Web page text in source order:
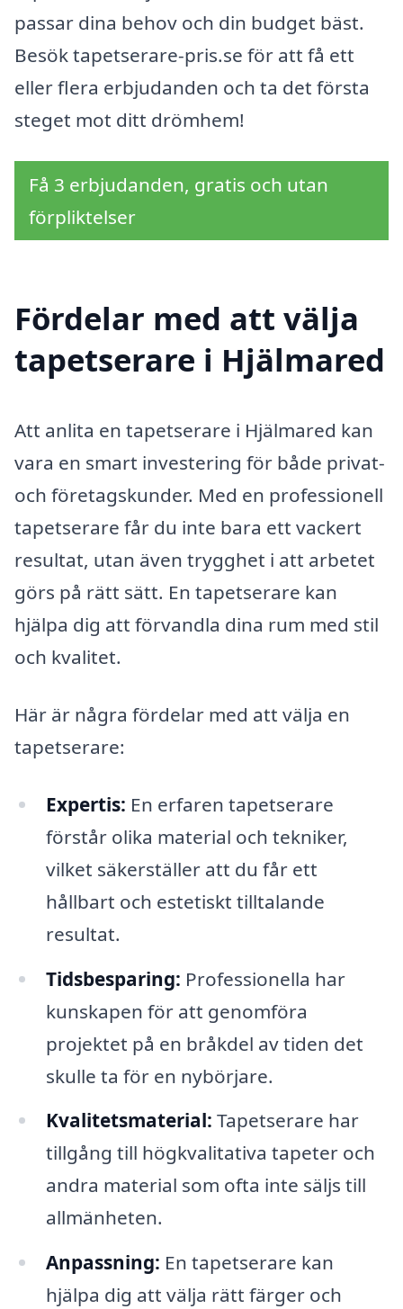
passar dina behov och din budget bäst.
Besök tapetserare-pris.se för att få ett
eller flera erbjudanden och ta det första
steget mot ditt drömhem!
Få 3 erbjudanden, gratis och utan
förpliktelser
Fördelar med att välja
tapetserare i Hjälmared
Att anlita en tapetserare i Hjälmared kan
vara en smart investering för både privat-
och företagskunder. Med en professionell
tapetserare får du inte bara ett vackert
resultat, utan även trygghet i att arbetet
görs på rätt sätt. En tapetserare kan
hjälpa dig att förvandla dina rum med stil
och kvalitet.
Här är några fördelar med att välja en
tapetserare:
Expertis: En erfaren tapetserare
förstår olika material och tekniker,
vilket säkerställer att du får ett
hållbart och estetiskt tilltalande
resultat.
Tidsbesparing: Professionella har
kunskapen för att genomföra
projektet på en bråkdel av tiden det
skulle ta för en nybörjare.
Kvalitetsmaterial: Tapetserare har
tillgång till högkvalitativa tapeter och
andra material som ofta inte säljs till
allmänheten.
Anpassning: En tapetserare kan
hjälpa dig att välja rätt färger och